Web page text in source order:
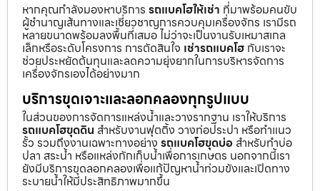
หากคุณกำลังมองหาบริการ รถแบคโฮให้เช่า ที่มาพร้อมคนขับ
ผู้ชำนาญเส้นทางและเชี่ยวชาญการควบคุมเครื่องจักร เรามีรถ
หลายขนาดพร้อมลงพื้นที่เสมอ ไม่ว่าจะเป็นงานรับเหมาสเกล
เล็กหรือระดับโครงการ การตัดสินใจ เช่ารถแบคโฮ กับเราจะ
ช่วยประหยัดต้นทุนและลดความยุ่งยากในการบริหารจัดการ
เครื่องจักรเองได้อย่างมาก
บริการขุดเจาะและลอกคลองทุกรูปแบบ
ในส่วนของการจัดการแหล่งน้ำและวางรากฐาน เราให้บริการ
รถแบคโฮขุดดิน สำหรับงานฟุตติ้ง วางท่อประปา หรือทำแนว
รั้ว รวมถึงงานเฉพาะทางอย่าง รถแบคโฮขุดบ่อ สำหรับทำบ่อ
ปลา สระน้ำ หรือแหล่งกักเก็บน้ำเพื่อการเกษตร นอกจากนี้เรา
ยังมีบริการขุดลอกคลองเพื่อแก้ปัญหาน้ำท่วมขังและเปิดทาง
ระบายน้ำให้มีประสิทธิภาพมากขึ้น